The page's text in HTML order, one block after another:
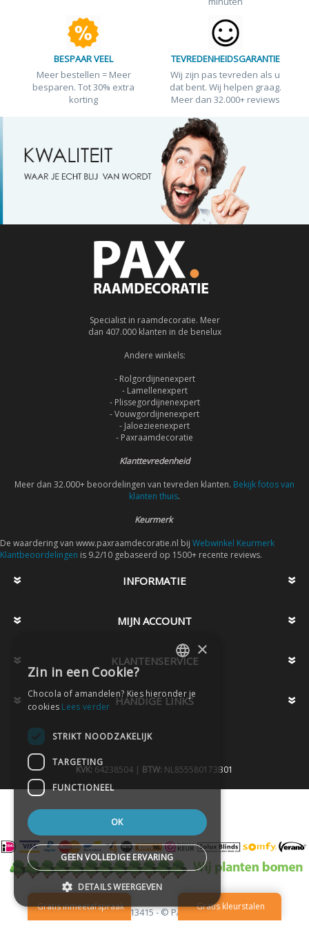
BESPAAR VEEL
Meer bestellen = Meer
besparen. Tot 30% extra
korting
TEVREDENHEIDSGARANTIE
Wij zijn pas tevreden als u
dat bent. Wij helpen graag.
Meer dan 32.000+ reviews
Specialist in raamdecoratie. Meer
dan 407.000 klanten in de benelux
Andere winkels:
- Rolgordijnenexpert
- Lamellenexpert
- Plissegordijnenexpert
- Vouwgordijnenexpert
- Jaloezieenexpert
- Paxraamdecoratie
Klanttevredenheid
Meer dan 32.000+ beoordelingen van tevreden klanten. Bekijk fotos van
klanten thuis.
Keurmerk
De waardering van www.paxraamdecoratie.nl bij Webwinkel Keurmerk
Klantbeoordelingen is 9.2/10 gebaseerd op 1500+ recente reviews.
INFORMATIE
MIJN ACCOUNT
KLANTENSERVICE
HANDIGE LINKS
KVK: 64238504 | BTW: NL855580173B01
Telefoon020-2613415 -© PAX Company B.V.
DUTCH
×
Zin in een Cookie?
Chocola of amandelen? Kies hieronder je
cookies Lees verder
STRIKT NOODZAKELIJK
TARGETING
FUNCTIONEEL
OK
GEEN VOLLEDIGE ERVARING
DETAILS WEERGEVEN